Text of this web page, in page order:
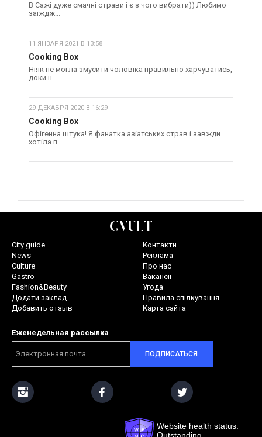
В Сажі дуже смачні страви і є з чого вибрати)) Любимо
заїждж...
11 ЯНВАРЯ 2021 В 13:58
Cooking Box
Ніяк не могла змусити чоловіка правильно харчуватись,
доки н...
29 ДЕКАБРЯ 2020 В 16:29
Cooking Box
Офігенна штука! Я фанатка азіатських страв і завжди
хотіла п...
City guide
News
Culture
Gastro
Fashion&Beauty
Додати заклад
Добавить отзыв
Контакти
Реклама
Про нас
Вакансії
Угода
Правила спілкування
Карта сайта
Еженедельная рассылка
ПОДПИСАТЬСЯ
Website health status: